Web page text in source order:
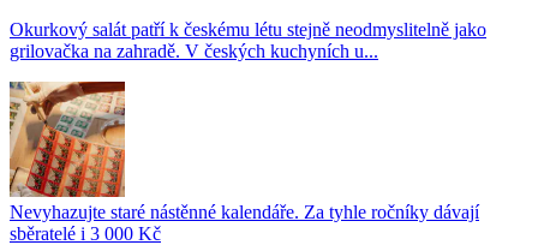
Okurkový salát patří k českému létu stejně neodmyslitelně jako
grilovačka na zahradě. V českých kuchyních u...
Nevyhazujte staré nástěnné kalendáře. Za tyhle ročníky dávají
sběratelé i 3 000 Kč